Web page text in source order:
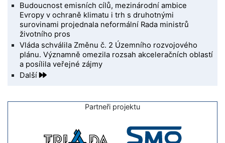
Budoucnost emisních cílů, mezinárodní ambice
Evropy v ochraně klimatu i trh s druhotnými
surovinami projednala neformální Rada ministrů
životního pros
Vláda schválila Změnu č. 2 Územního rozvojového
plánu. Významně omezila rozsah akceleračních oblastí
a posílila veřejné zájmy
Další
Partneři projektu